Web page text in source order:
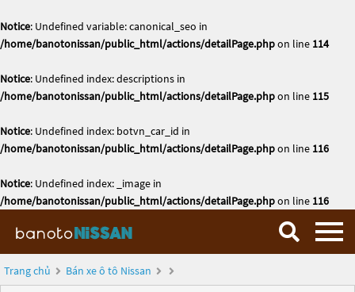
Notice: Undefined variable: canonical_seo in
/home/banotonissan/public_html/actions/detailPage.phpon line 114
Notice: Undefined index: descriptions in
/home/banotonissan/public_html/actions/detailPage.phpon line 115
Notice: Undefined index: botvn_car_id in
/home/banotonissan/public_html/actions/detailPage.phpon line 116
Notice: Undefined index: _image in
/home/banotonissan/public_html/actions/detailPage.phpon line 116
Trang chủ Bán xe ô tô Nissan